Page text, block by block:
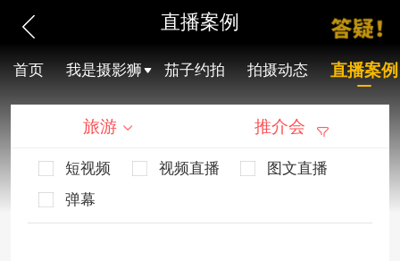
直播案例
首页 我是摄影狮 茄子约拍 拍摄动态 直播案例
旅游 推介会
短视频 视频直播
图文直播
弹幕